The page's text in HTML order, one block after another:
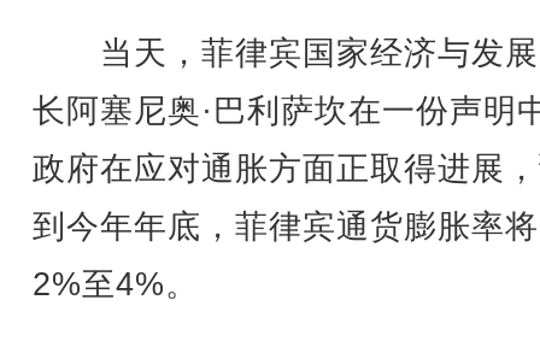
当天，菲律宾国家经济与发
长阿塞尼奥·巴利萨坎在一份声明
政府在应对通胀方面正取得进展
到今年年底，菲律宾通货膨胀率
2%至4%。